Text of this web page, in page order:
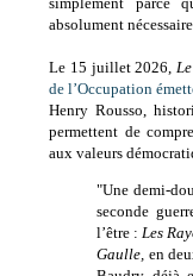
absolument
Le 15 juillet 2026,
de l’Occupation
Henry Rousso,
permettent de
aux valeurs
"Une demi-
seconde
l’être : Les
Gaulle, en